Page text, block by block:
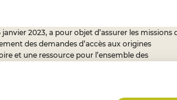
2023, a pour objet d’assurer les missions
des demandes d’accès aux origines
et une ressource pour l’ensemble des